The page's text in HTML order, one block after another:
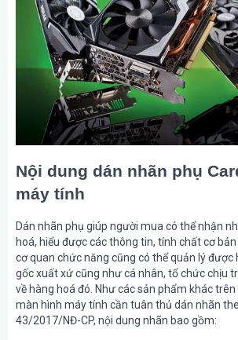
Nội dung dán nhãn phụ
máy tính
Dán nhãn phụ giúp người mua có thể nhận
hoá, hiểu được các thông tin, tính chất cơ
cơ quan chức năng cũng có thể quản lý được
gốc xuất xứ cũng như cá nhân, tổ chức chịu
về hàng hoá đó. Như các sản phẩm khác
màn hình máy tính cần tuân thủ dán nhãn
43/2017/NĐ-CP, nội dung nhãn bao gồm: